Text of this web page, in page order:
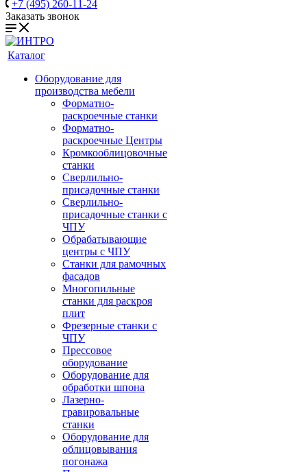
+7 (495) 260-11-24
Заказать звонок
Каталог
Оборудование для
производства мебели
Форматно-
раскроечные станки
Форматно-
раскроечные Центры
Кромкооблицовочные
станки
Сверлильно-
присадочные станки
Сверлильно-
присадочные станки с
ЧПУ
Обрабатывающие
центры с ЧПУ
Станки для рамочных
фасадов
Многопильные
станки для раскроя
плит
Фрезерные станки с
ЧПУ
Прессовое
оборудование
Оборудование для
обработки шпона
Лазерно-
гравировальные
станки
Оборудование для
облицовывания
погонажа